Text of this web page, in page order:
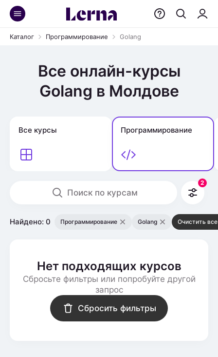
Каталог Программирование Golang
Все онлайн-курсы
Golang в Молдове
Все курсы Программирование
Поиск по курсам
2
Найдено: 0 Программирование Golang Очистить все
Нет подходящих курсов
Сбросьте фильтры или попробуйте другой
запрос
Сбросить фильтры